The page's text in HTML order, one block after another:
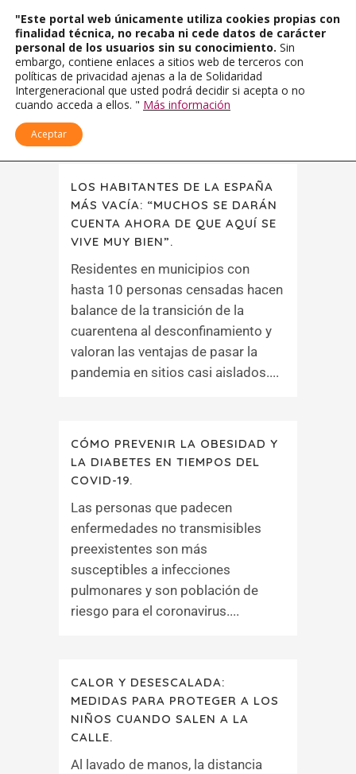
LOS HABITANTES DE LA ESPAÑA
MÁS VACÍA: “MUCHOS SE DARÁN
CUENTA AHORA DE QUE AQUÍ SE
VIVE MUY BIEN”.
Residentes en municipios con
hasta 10 personas censadas hacen
balance de la transición de la
cuarentena al desconfinamiento y
valoran las ventajas de pasar la
pandemia en sitios casi aislados....
CÓMO PREVENIR LA OBESIDAD Y
LA DIABETES EN TIEMPOS DEL
COVID-19.
Las personas que padecen
enfermedades no transmisibles
preexistentes son más
susceptibles a infecciones
pulmonares y son población de
riesgo para el coronavirus....
CALOR Y DESESCALADA:
MEDIDAS PARA PROTEGER A LOS
NIÑOS CUANDO SALEN A LA
CALLE.
Al lavado de manos, la distancia
"Este portal web únicamente utiliza cookies propias con
finalidad técnica, no recaba ni cede datos de carácter
personal de los usuarios sin su conocimiento. Sin
embargo, contiene enlaces a sitios web de terceros con
políticas de privacidad ajenas a la de Solidaridad
Intergeneracional que usted podrá decidir si acepta o no
cuando acceda a ellos. " Más información
Aceptar